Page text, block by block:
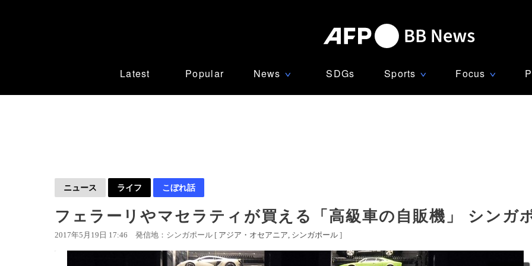
Latest Popular News ∨ SDGs Sports ∨ Focus ∨
ニュース ライフ こぼれ話
フェラーリやマセラティが買える「高級車の自販機」 シンガ
2017年5月19日 17:46 発信地：シンガポール [ アジア・オセアニア シンガポール ]